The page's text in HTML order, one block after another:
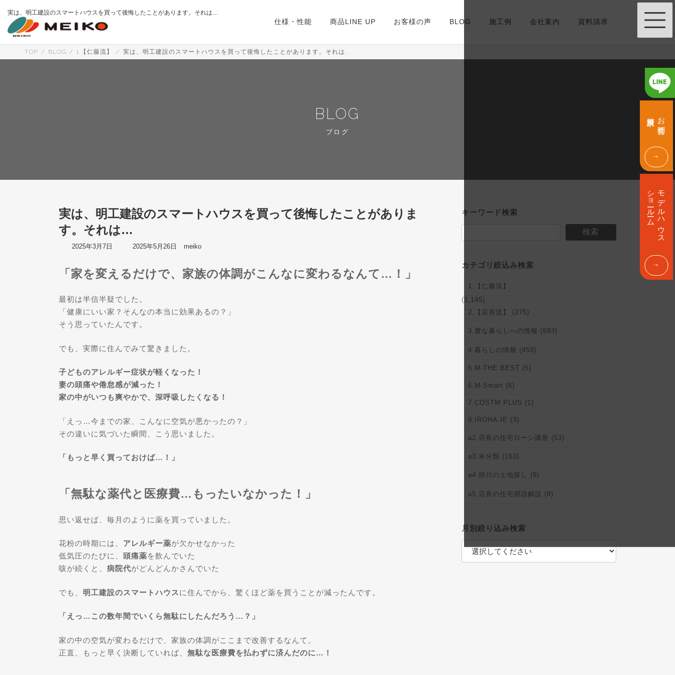
ス
ン
実は、明工建設のスマートハウスを買って後悔したことがあります。それは…
仕様・性能 商品LINE UP お客様の声 BLOG 施工例 会社案内 資料請求
TOP BLOG 1.【仁藤流】 実は、明工建設のスマートハウスを買って後悔したことがあります。それは…
BLOG
ブログ
実は、明工建設のスマートハウスを買って後悔したことがありま
す。それは…
2025年3月7日
最
新
日
:
2025年5月26日 meiko
「家を変えるだけで、家族の体調がこんなに変わるなんて…！」
最初は半信半疑でした。
「健康にいい家？そんなの本当に効果あるの？」
そう思っていたんです。
でも、実際に住んでみて驚きました。
子どものアレルギー症状が軽くなった！
妻の頭痛や倦怠感が減った！
家の中がいつも爽やかで、深呼吸したくなる！
「えっ…今までの家、こんなに空気が悪かったの？」
その違いに気づいた瞬間、こう思いました。
「もっと早く買っておけば…！」
「無駄な薬代と医療費…もったいなかった！」
思い返せば、毎月のように薬を買っていました。
花粉の時期には、 アレルギー薬が欠かせなかった
低気圧のたびに、 頭痛薬を飲んでいた
咳が続くと、 病院代がどんどんかさんでいた
でも、 明工建設のスマートハウスに住んでから、驚くほど薬を買うことが減ったんです。
「えっ…この数年間でいくら無駄にしたんだろう…？」
家の中の空気が変わるだけで、家族の体調がここまで改善するなんて。
正直、もっと早く決断していれば、 無駄な医療費を払わずに済んだのに…！
キーワード検索
検索
カテゴリ絞込み検索
1.【仁藤流】
(1,145)
2.【店長流】 (275)
3.豊な暮らしへの情報 (693)
4.暮らしの情報 (450)
5.M-THE BEST (5)
6.M-Smart (6)
7.COSTM PLUS (1)
9.IROHA.IE (3)
a2.店長の住宅ローン講座 (53)
a3.未分類 (163)
a4.掛川の土地探し (9)
a5.店長の住宅用語解説 (8)
月別絞り込み検索
お問合せ
モデルハウス
ショールーム